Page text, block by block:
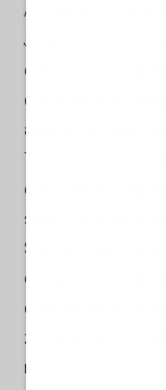
A Damasco viene
Jolani, ora Ahmed
di terroristi
quelli che
appesi agli alberi.
Trump, Putin,
connivenza negli
spartizione dei
Sud, arrivati con la
di regime, ai
qualche
zona da sempre
nel nuovo esercito